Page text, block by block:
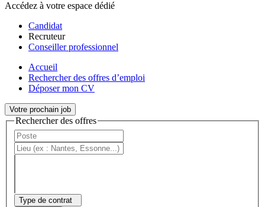
Accédez à votre espace dédié
Candidat
Recruteur
Conseiller professionnel
Accueil
Rechercher des offres d’emploi
Déposer mon CV
Votre prochain job
Rechercher des offres
Type de contrat